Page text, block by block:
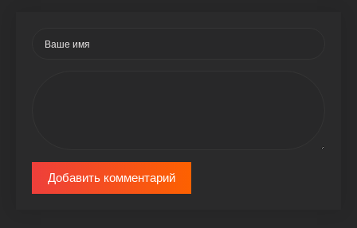
Добавить комментарий